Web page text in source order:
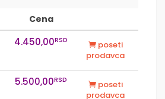
Cena
4.450,00RSD
poseti
prodavca
5.500,00RSD
poseti
prodavca